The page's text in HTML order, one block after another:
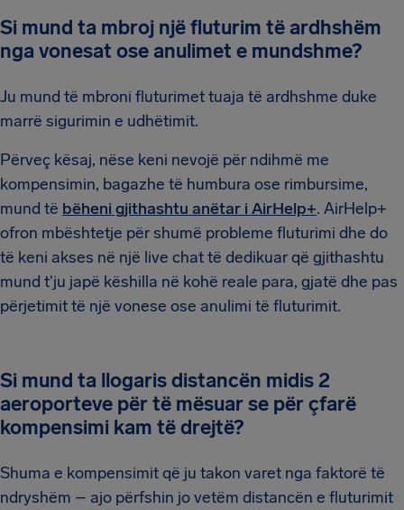
Si mund ta mbroj një fluturim të ardhshëm
nga vonesat ose anulimet e mundshme?
Ju mund të mbroni fluturimet tuaja të ardhshme duke
marrë sigurimin e udhëtimit.
Përveç kësaj, nëse keni nevojë për ndihmë me
kompensimin, bagazhe të humbura ose rimbursime,
mund të bëheni gjithashtu anëtar i AirHelp+. AirHelp+
ofron mbështetje për shumë probleme fluturimi dhe do
të keni akses në një live chat të dedikuar që gjithashtu
mund t'ju japë këshilla në kohë reale para, gjatë dhe pas
përjetimit të një vonese ose anulimi të fluturimit.
Si mund ta llogaris distancën midis 2
aeroporteve për të mësuar se për çfarë
kompensimi kam të drejtë?
Shuma e kompensimit që ju takon varet nga faktorë të
ndryshëm – ajo përfshin jo vetëm distancën e fluturimit